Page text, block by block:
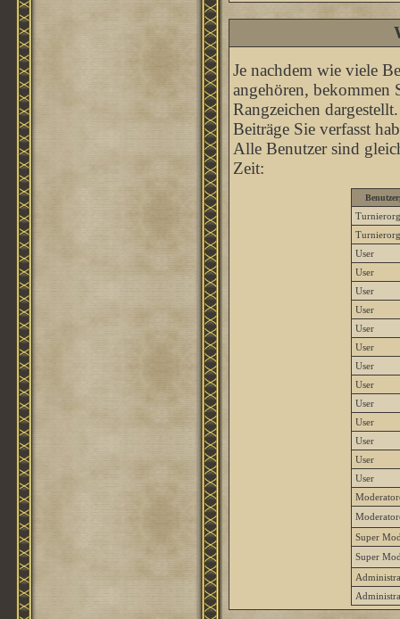
Je nachdem wie viele
angehören, bekommen
Rangzeichen
Beiträge Sie verfasst
Alle Benutzer sind
Zeit:
User
User
User
User
User
User
User
User
User
User
User
User
User
Super
Super